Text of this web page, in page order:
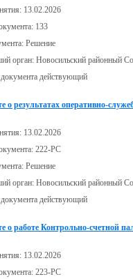
13.02.2026
133
Решение
орган: Новосильский районный
действующий
о результатах оперативно-
13.02.2026
222-РС
Решение
орган: Новосильский районный
действующий
о работе Контрольно-счетной
13.02.2026
223-РС